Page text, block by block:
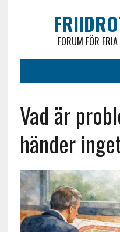
FORUM FÖR
Vad är
händer